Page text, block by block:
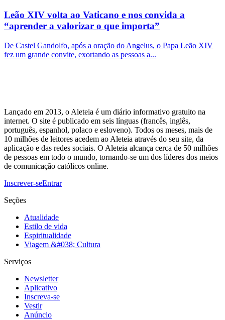
Leão XIV volta ao Vaticano e nos convida a
“aprender a valorizar o que importa”
De Castel Gandolfo, após a oração do Angelus, o Papa Leão XIV
fez um grande convite, exortando as pessoas a...
Lançado em 2013, o Aleteia é um diário informativo gratuito na
internet. O site é publicado em seis línguas (francês, inglês,
português, espanhol, polaco e esloveno). Todos os meses, mais de
10 milhões de leitores acedem ao Aleteia através do seu site, da
aplicação e das redes sociais. O Aleteia alcança cerca de 50 milhões
de pessoas em todo o mundo, tornando-se um dos líderes dos meios
de comunicação católicos online.
Inscrever-seEntrar
Seções
Atualidade
Estilo de vida
Espiritualidade
Viagem &#038; Cultura
Serviços
Newsletter
Aplicativo
Inscreva-se
Vestir
Anúncio